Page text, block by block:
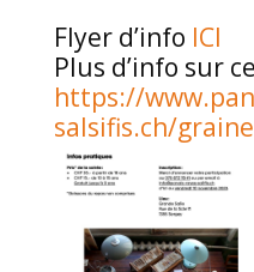
Flyer d’info ICI
Plus d’info sur
https://
salsifis.ch/